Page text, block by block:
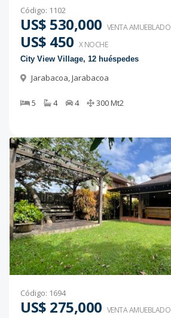
Código: 1102
US$ 530,000 VENTA AMUEBLADO
US$ 450 X NOCHE
City View Village, 12 huéspedes
Jarabacoa,Jarabacoa
5 4 4 300Mt2
Código: 1694
US$ 275,000 VENTA AMUEBLADO